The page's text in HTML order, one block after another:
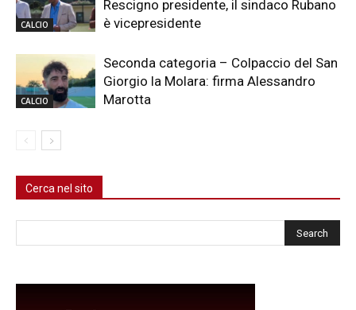
CALCIO
Rescigno presidente, il sindaco Rubano
è vicepresidente
CALCIO
Seconda categoria – Colpaccio del San
Giorgio la Molara: firma Alessandro
Marotta
Cerca nel sito